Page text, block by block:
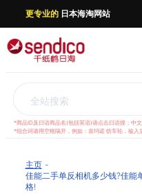
更专业的日本海淘网站
全站搜索
*商品ID及日语商品名(包括英语)请点击日语搜；中文
*组合词请用空格隔开，例如：喜玛诺 纺车轮，输入
主页
佳能二手单反相机多少钱?佳能
格!